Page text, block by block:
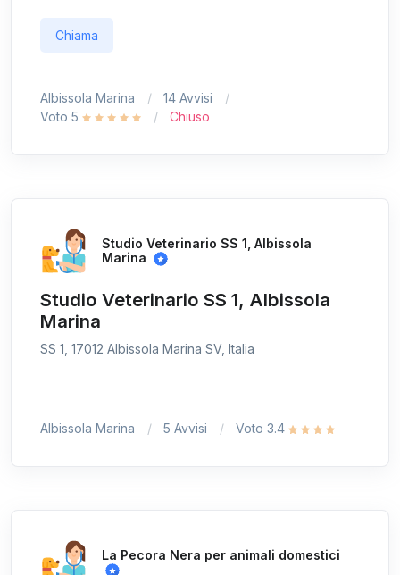
Chiama
Albissola Marina
14 Avvisi
Voto 5
Chiuso
Studio Veterinario SS 1, Albissola
Marina
Studio Veterinario SS 1, Albissola
Marina
SS 1, 17012 Albissola Marina SV, Italia
Albissola Marina 5 Avvisi Voto 3.4
La Pecora Nera per animali domestici